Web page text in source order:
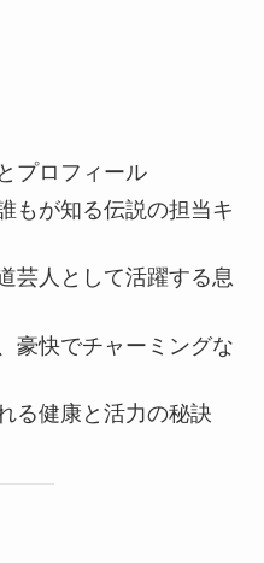
プロフィール
もが知る伝説の担当キ
芸人として活躍する息
豪快でチャーミングな
る健康と活力の秘訣